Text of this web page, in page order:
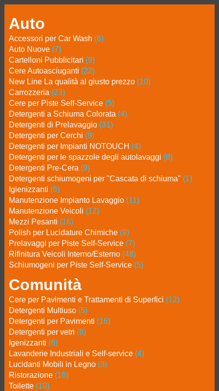
Auto
Accessori per Car Wash (6)
Auto Nuove (7)
Cartelloni Pubblicitari (9)
Cere Autoasciuganti (22)
New Line La qualità al giusto prezzo (10)
Carrozzeria (23)
Cere per Piste Self-Service (5)
Detergenti a Schiuma Colorata (4)
Detergenti di Prelavaggio (31)
Detergenti per Cerchi (9)
Detergenti per Impianti NOTOUCH (4)
Detergenti per le spazzole degli autolavaggi (8)
Detergenti Pre-Cera (9)
Detergenti schiumogeni per "Cascata di schiuma" (1)
Igienizzanti (6)
Manutenzione Impianto Lavaggio (11)
Manutenzione Veicoli (12)
Mezzi Pesanti (16)
Polish per Lucidature Chimiche (9)
Prelavaggi per Piste Self-Service (7)
Rifinitura Veicoli Interno/Esterno (48)
Schiumogeni per Piste Self-Service (5)
Comunità
Cere per Pavimenti e Trattamenti di Superfici (12)
Detergenti Multiuso (5)
Detergenti per Pavimenti (16)
Detergenti per vetri (8)
Igenizzanti (6)
Lavanderie Industriali e Self-service (4)
Lucidanti Mobili in Legno (3)
Ristorazione (16)
Toilette (10)